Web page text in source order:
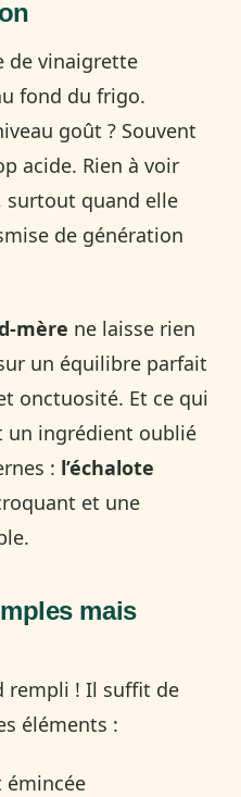
de vinaigrette
fond du frigo.
goût ? Souvent
acide. Rien à voir
surtout quand elle
de génération
mère ne laisse rien
un équilibre parfait
onctuosité. Et ce qui
un ingrédient oublié
: l’échalote
et une
mais
rempli ! Il suffit de
éléments :